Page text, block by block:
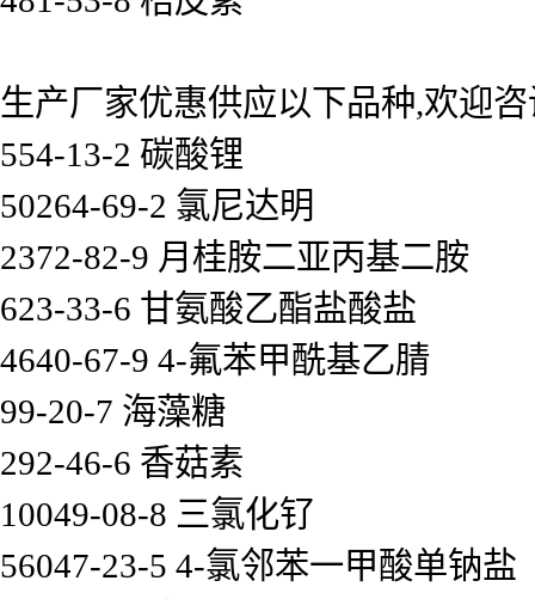
生产厂家优惠供应以下品种,欢迎
554-13-2 碳酸锂
50264-69-2 氯尼达明
2372-82-9 月桂胺二亚丙基二胺
623-33-6 甘氨酸乙酯盐酸盐
4640-67-9 4-氟苯甲酰基乙腈
99-20-7 海藻糖
292-46-6 香菇素
10049-08-8 三氯化钌
56047-23-5 4-氯邻苯一甲酸单钠盐